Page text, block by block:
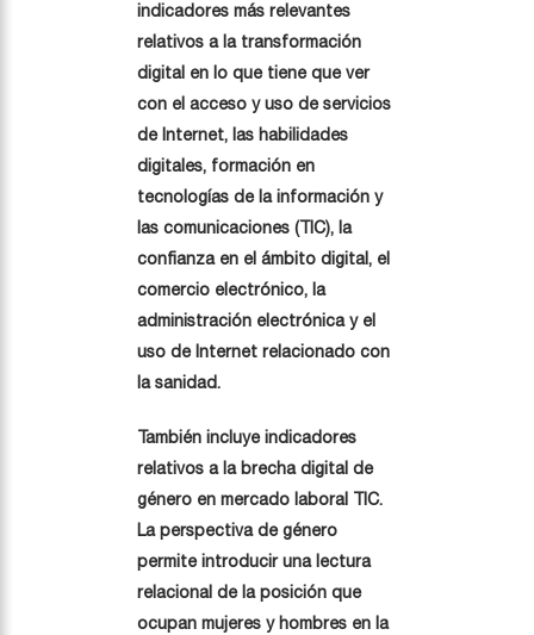
indicadores más relevantes
relativos a la transformación
digital en lo que tiene que ver
con el acceso y uso de servicios
de Internet, las habilidades
digitales, formación en
tecnologías de la información y
las comunicaciones (TIC), la
confianza en el ámbito digital, el
comercio electrónico, la
administración electrónica y el
uso de Internet relacionado con
la sanidad.
También incluye indicadores
relativos a la brecha digital de
género en mercado laboral TIC.
La perspectiva de género
permite introducir una lectura
relacional de la posición que
ocupan mujeres y hombres en la